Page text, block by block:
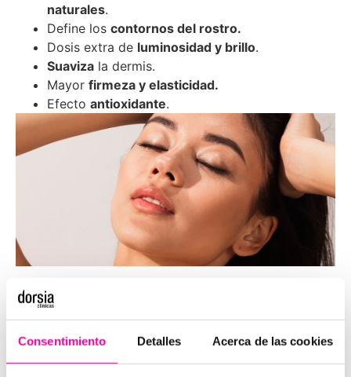
Consentimiento Detalles Acerca de las cookies
naturales.
Define los contornos del rostro.
Dosis extra de luminosidad y brillo.
Suaviza la dermis.
Mayor firmeza y elasticidad.
Efecto antioxidante.
Shine, el tratamiento ideal para
mejorar la hidratación y
elasticidad de la piel